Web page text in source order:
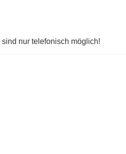
sind nur telefonisch möglich!